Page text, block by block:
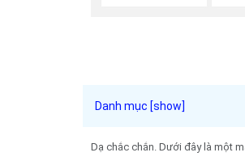
Dạ chắc chắn. Dưới đây là một